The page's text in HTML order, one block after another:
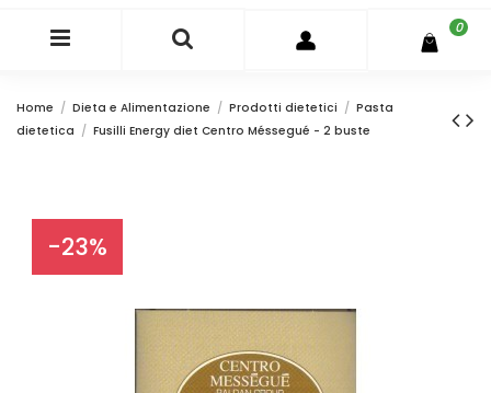
0
Home Dieta e Alimentazione Prodotti dietetici
Pasta
dietetica
Fusilli Energy diet Centro Méssegué - 2 buste
-23%